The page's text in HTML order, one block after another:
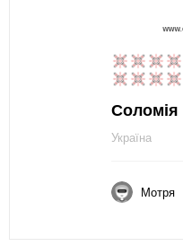
Соломія
Україна
Мотря